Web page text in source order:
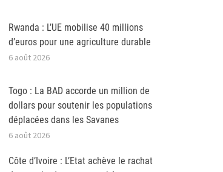
Rwanda : L’UE mobilise 40 millions
d’euros pour une agriculture durable
6 août 2026
Togo : La BAD accorde un million de
dollars pour soutenir les populations
déplacées dans les Savanes
6 août 2026
Côte d’Ivoire : L’Etat achève le rachat